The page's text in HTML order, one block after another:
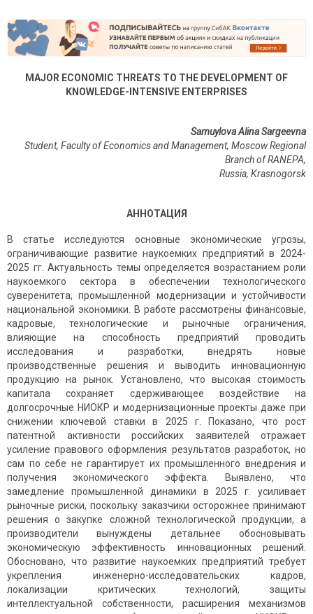
MAJOR ECONOMIC THREATS TO THE DEVELOPMENT OF
KNOWLEDGE-INTENSIVE ENTERPRISES
Samuylova Alina Sargeevna
Student, Faculty of Economics and Management, Moscow Regional
Branch of RANEPA,
Russia, Krasnogorsk
АННОТАЦИЯ
В статье исследуются основные экономические угрозы,
ограничивающие развитие наукоемких предприятий в 2024-
2025 гг. Актуальность темы определяется возрастанием роли
наукоемкого сектора в обеспечении технологического
суверенитета, промышленной модернизации и устойчивости
национальной экономики. В работе рассмотрены финансовые,
кадровые, технологические и рыночные ограничения,
влияющие на способность предприятий проводить
исследования и разработки, внедрять новые
производственные решения и выводить инновационную
продукцию на рынок. Установлено, что высокая стоимость
капитала сохраняет сдерживающее воздействие на
долгосрочные НИОКР и модернизационные проекты даже при
снижении ключевой ставки в 2025 г. Показано, что рост
патентной активности российских заявителей отражает
усиление правового оформления результатов разработок, но
сам по себе не гарантирует их промышленного внедрения и
получения экономического эффекта. Выявлено, что
замедление промышленной динамики в 2025 г. усиливает
рыночные риски, поскольку заказчики осторожнее принимают
решения о закупке сложной технологической продукции, а
производители вынуждены детальнее обосновывать
экономическую эффективность инновационных решений.
Обосновано, что развитие наукоемких предприятий требует
укрепления инженерно-исследовательских кадров,
локализации критических технологий, защиты
интеллектуальной собственности, расширения механизмов